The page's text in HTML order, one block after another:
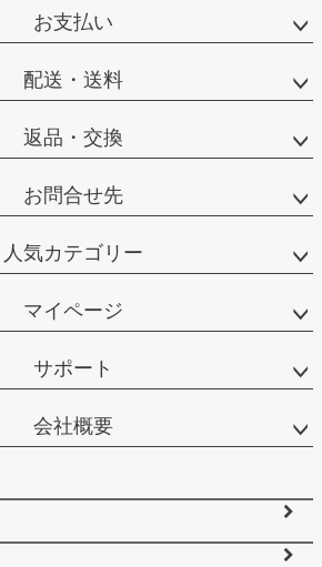
お支払い
配送・送料
返品・交換
お問合せ先
人気カテゴリー
マイページ
サポート
会社概要